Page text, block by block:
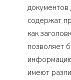
содержат
как
позволяет
имеют